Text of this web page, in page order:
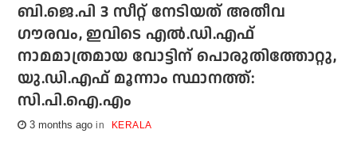
ബി.ജെ.പി 3 സീറ്റ് നേടിയത് അതീവ
ഗൗരവം, ഇവിടെ എല്‍.ഡി.എഫ്
നാമമാത്രമായ വോട്ടിന് പൊരുതിത്തോറ്റു,
യു.ഡി.എഫ് മൂന്നാം സ്ഥാനത്ത്:
സി.പി.ഐ.എം
3 months ago KERALA